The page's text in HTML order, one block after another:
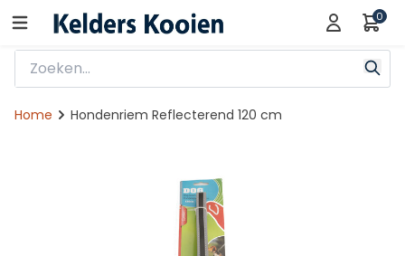
0
Home Hondenriem Reflecterend 120 cm